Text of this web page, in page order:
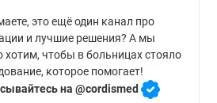
это ещё один канал про
и лучшие решения? А мы
хотим, чтобы в больницах стояло
которое помогает!
на @cordismed